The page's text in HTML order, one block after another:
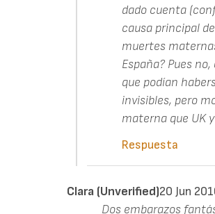
dado cuenta
causa principal
muertes
España? Pues
que podían
invisibles, pero
materna que UK
Respuesta
Clara (unverified)20 Jun
Dos embarazos